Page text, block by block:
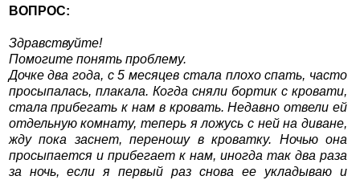
ВОПРОС:
Здравствуйте!
Помогите понять проблему.
Дочке два года, с 5 месяцев стала плохо спать, часто
просыпалась, плакала. Когда сняли бортик с кровати,
стала прибегать к нам в кровать. Недавно отвели ей
отдельную комнату, теперь я ложусь с ней на диване,
жду пока заснет, переношу в кроватку. Ночью она
просыпается и прибегает к нам, иногда так два раза
за ночь, если я первый раз снова ее укладываю и